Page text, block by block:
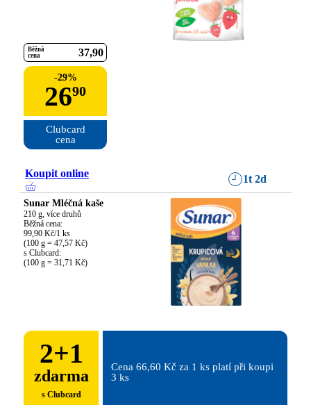
Běžná
cena
37 90
-29%
2690
Clubcard
cena
Koupit online 1t 2d
Sunar Mléčná kaše
210 g, více druhů
Běžná cena:
99,90 Kč/1 ks
(100 g = 47,57 Kč)
s Clubcard:
(100 g = 31,71 Kč)
2+1
zdarma
s Clubcard
Cena 66,60 Kč za 1 ks platí při koupi
3 ks